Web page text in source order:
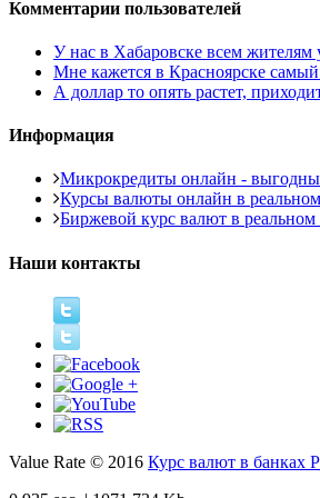
Комментарии пользователей
У нас в Хабаровске всем
Мне кажется в Красноярске самый
А доллар то опять растет,
Информация
Микрокредиты онлайн -
Курсы валюты онлайн в
Биржевой курс валют в реальном
Наши контакты
Value Rate © 2016 Курс валют в банках